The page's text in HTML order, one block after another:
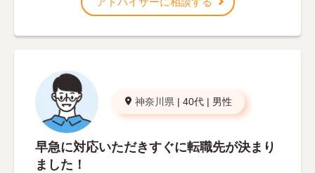
神奈川県 | 40代 | 男性
早急に対応いただきすぐに転職先が決まり
ました！